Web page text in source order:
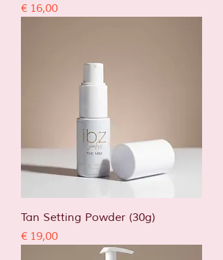
Prijs
€ 16,00
Tan Setting Powder (30g)
Prijs
€ 19,00